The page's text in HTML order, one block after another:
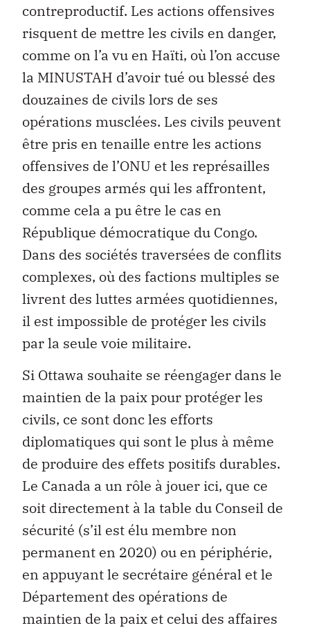
contreproductif. Les actions offensives
risquent de mettre les civils en danger,
comme on l’a vu en Haïti, où l’on accuse
la MINUSTAH d’avoir tué ou blessé des
douzaines de civils lors de ses
opérations musclées. Les civils peuvent
être pris en tenaille entre les actions
offensives de l’ONU et les représailles
des groupes armés qui les affrontent,
comme cela a pu être le cas en
République démocratique du Congo.
Dans des sociétés traversées de conflits
complexes, où des factions multiples se
livrent des luttes armées quotidiennes,
il est impossible de protéger les civils
par la seule voie militaire.
Si Ottawa souhaite se réengager dans le
maintien de la paix pour protéger les
civils, ce sont donc les efforts
diplomatiques qui sont le plus à même
de produire des effets positifs durables.
Le Canada a un rôle à jouer ici, que ce
soit directement à la table du Conseil de
sécurité (s’il est élu membre non
permanent en 2020) ou en périphérie,
en appuyant le secrétaire général et le
Département des opérations de
maintien de la paix et celui des affaires